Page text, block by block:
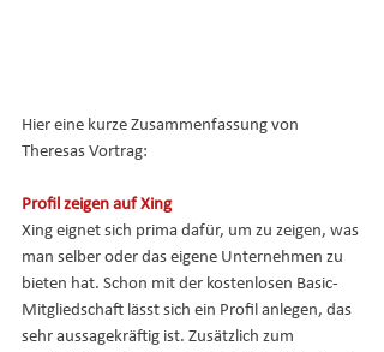
Hier eine kurze Zusammenfassung von
Theresas Vortrag:
Profil zeigen auf Xing
Xing eignet sich prima dafür, um zu zeigen, was
man selber oder das eigene Unternehmen zu
bieten hat. Schon mit der kostenlosen Basic-
Mitgliedschaft lässt sich ein Profil anlegen, das
sehr aussagekräftig ist. Zusätzlich zum